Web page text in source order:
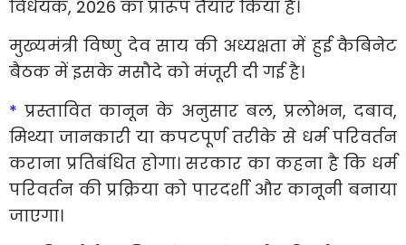
विधेयक, 2026 का प्रारूप तैयार किया है।
मुख्यमंत्री विष्णु देव साय की अध्यक्षता में हुई कैबिनेट
बैठक में इसके मसौदे को मंजूरी दी गई है।
* प्रस्तावित कानून के अनुसार बल, प्रलोभन, दबाव,
मिथ्या जानकारी या कपटपूर्ण तरीके से धर्म परिवर्तन
कराना प्रतिबंधित होगा। सरकार का कहना है कि धर्म
परिवर्तन की प्रक्रिया को पारदर्शी और कानूनी बनाया
जाएगा।